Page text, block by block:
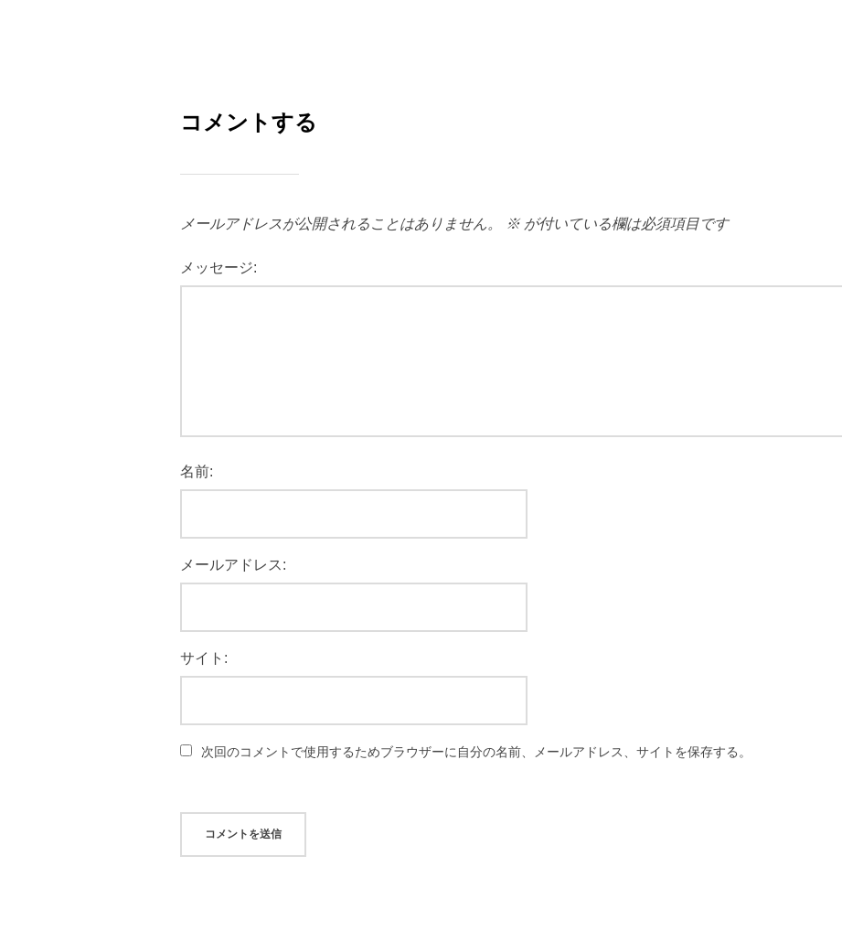
コメントする
メールアドレスが公開されることはありません。 ※ が付いている欄は必須項目です
メッセージ:
名前:
メールアドレス:
サイト:
次回のコメントで使用するためブラウザーに自分の名前、メールアドレス、サイトを保存する。